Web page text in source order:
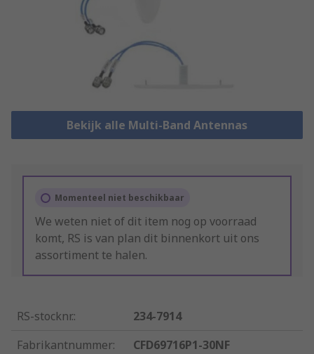
Bekijk alle Multi-Band Antennas
Momenteel niet beschikbaar
We weten niet of dit item nog op voorraad
komt, RS is van plan dit binnenkort uit ons
assortiment te halen.
RS-stocknr.:
234-7914
Fabrikantnummer:
CFD69716P1-30NF